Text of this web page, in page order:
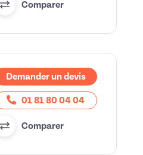
Comparer
Demander un devis
01 81 80 04 04
Comparer